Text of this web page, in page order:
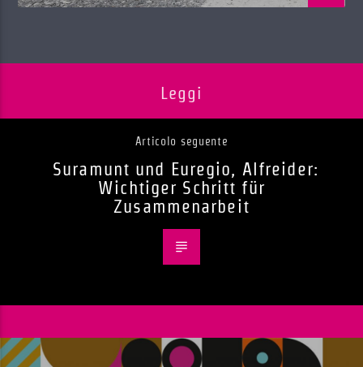
Leggi
Articolo seguente
Suramunt und Euregio, Alfreider:
Wichtiger Schritt für
Zusammenarbeit